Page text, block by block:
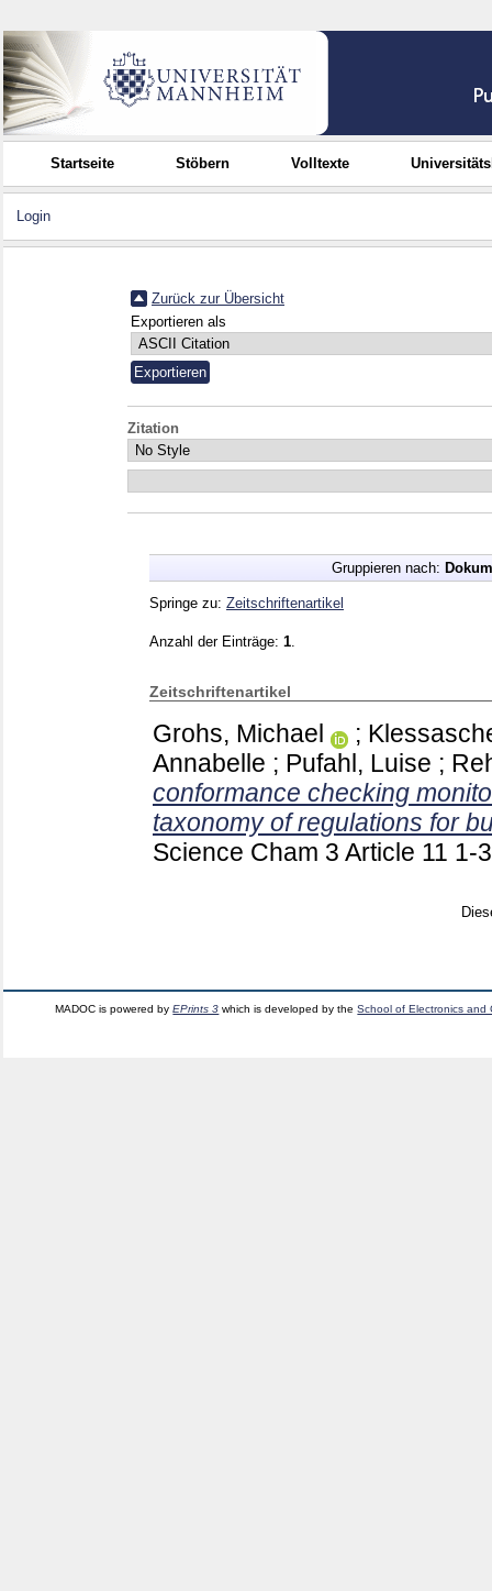
Startseite Stöbern Volltexte
Login
Zurück zur Übersicht
Exportieren als
Zitation
Gruppieren nach:
Springe zu: Zeitschriftenartikel
Anzahl der Einträge: 1
Zeitschriftenartikel
Grohs, Michael ;
Annabelle ; Pufahl, Luise ;
conformance checking
taxonomy of regulations for
Science Cham 3 Article 11 1-
MADOC is powered byEPrints 3 which is developed by theSchool of Electronics and